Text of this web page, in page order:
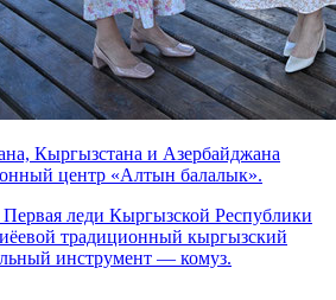
Кыргызстана и Азербайджана
центр «Алтын балалык».
леди Кыргызской Республики
традиционный кыргызский
инструмент — комуз.